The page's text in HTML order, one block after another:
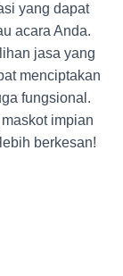
yang dapat
acara Anda.
jasa yang
menciptakan
fungsional.
impian
berkesan!